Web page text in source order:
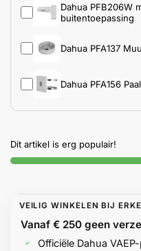
Dahua PFB206W
buitentoepassing
Dahua PFA137
Dahua PFA156
Dit artikel is erg populair!
VEILIG WINKELEN BIJ
Vanaf € 250 geen
Officiële Dahua